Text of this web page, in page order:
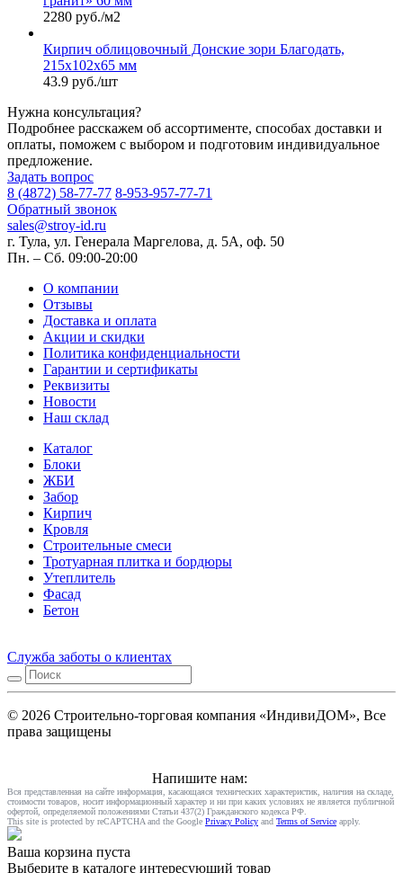
2280 руб./м2
Кирпич облицовочный Донские зори Благодать,
215х102х65 мм
43.9 руб./шт
Нужна консультация?
Подробнее расскажем об ассортименте, способах доставки и
оплаты, поможем с выбором и подготовим индивидуальное
предложение.
Задать вопрос
8 (4872) 58-77-77 8-953-957-77-71
Обратный звонок
sales@stroy-id.ru
г. Тула, ул. Генерала Маргелова, д. 5А, оф. 50
Пн. – Cб. 09:00-20:00
О компании
Отзывы
Доставка и оплата
Акции и скидки
Политика конфиденциальности
Гарантии и сертификаты
Реквизиты
Новости
Наш склад
Каталог
Блоки
ЖБИ
Забор
Кирпич
Кровля
Строительные смеси
Тротуарная плитка и бордюры
Утеплитель
Фасад
Бетон
Служба заботы о клиентах
© 2026 Строительно-торговая компания «ИндивиДОМ», Все
права защищены
Напишите нам:
Вся представленная на сайте информация, касающаяся технических характеристик, наличия на складе,
стоимости товаров, носит информационный характер и ни при каких условиях не является публичной
офертой, определяемой положениями Статьи 437(2) Гражданского кодекса РФ.
This site is protected by reCAPTCHA and the Google Privacy Policy and Terms of Service apply.
Ваша корзина пуста
Выберите в каталоге интересующий товар